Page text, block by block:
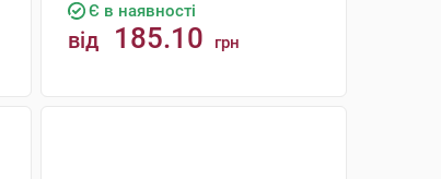
Є в наявності
від 185.10 грн